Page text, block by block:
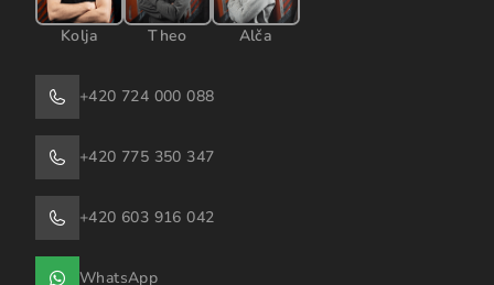
Kolja Theo Alča
+420 724 000 088
+420 775 350 347
+420 603 916 042
WhatsApp